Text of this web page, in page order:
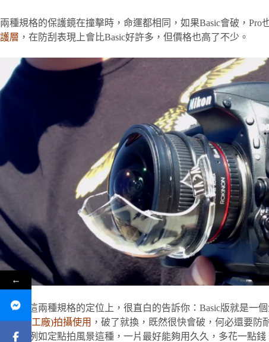
兩種規格的保護鏡在撞擊時，命運都相同，如果Basic會破，Pro
護層 ，在防刮表現上會比Basic好許多，但價格也高了不少。
原廠在這兩種規格的定位上，很直白的告訴你：Basic版就是一
地方(如工廠)拍攝使用 ，破了就換，既然很快會破，何必還要防
使用 ，例如定點拍風景這種，一片最好能夠用久久，多花一點
←